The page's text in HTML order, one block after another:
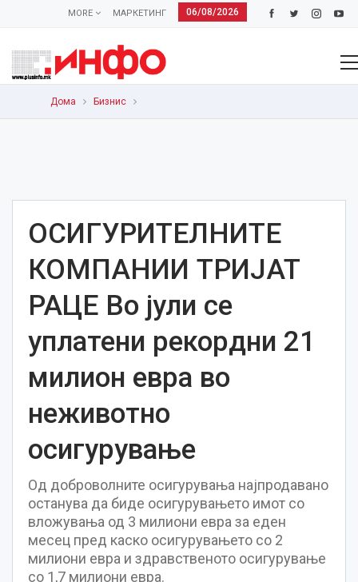
06/08/2026
МАРКЕТИНГ
MORE
Дома Бизнис
ОСИГУРИТЕЛНИТЕ
КОМПАНИИ ТРИЈАТ
РАЦЕ Во јули се
уплатени рекордни 21
милион евра во
неживотно
осигурување
Од доброволните осигурувања најпродавано
останува да биде осигурувањето имот со
вложувања од 3 милиони евра за еден
месец пред каско осигурувањето со 2
милиони евра и здравственото осигурување
со 1,7 милиони евра.